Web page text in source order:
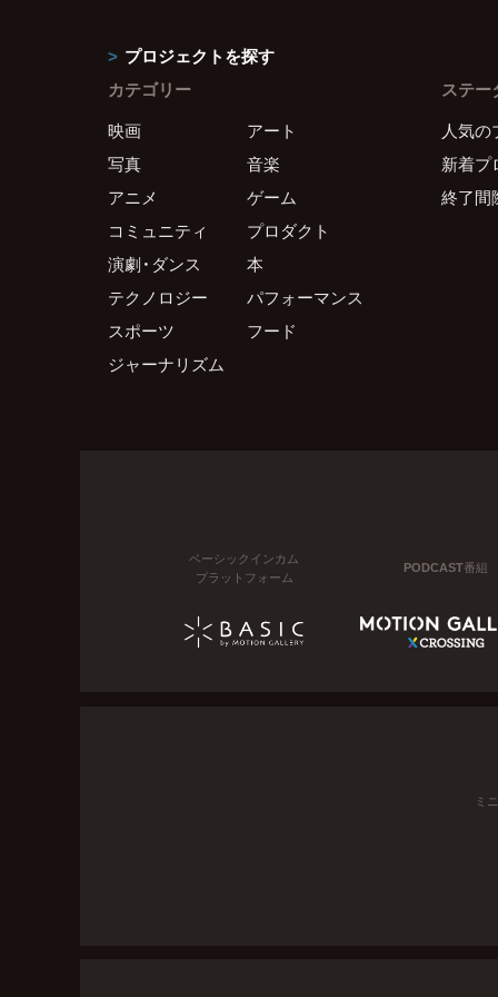
プロジェクトを探す
カテゴリー
映画
アート
写真
音楽
アニメ
ゲーム
コミュニティ
プロダクト
演劇・ダンス
本
テクノロジー
パフォーマンス
スポーツ
フード
ジャーナリズム
ステー
人気の
新着プ
終了間
ベーシックインカム
プラットフォーム
PODCAST番組
ミ